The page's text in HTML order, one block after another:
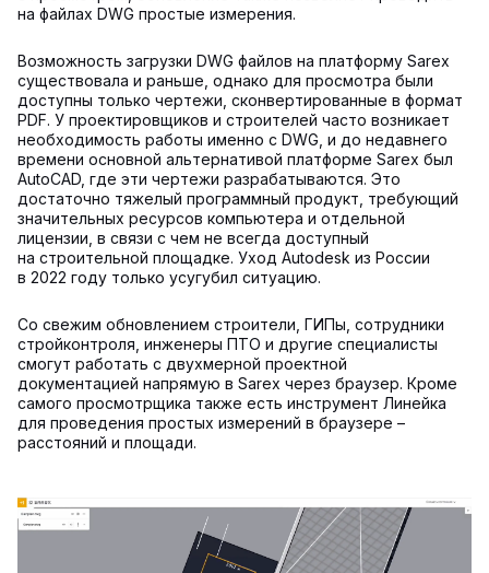
на файлах DWG простые измерения.
Возможность загрузки DWG файлов на платформу Sarex
существовала и раньше, однако для просмотра были
доступны только чертежи, сконвертированные в формат
PDF. У проектировщиков и строителей часто возникает
необходимость работы именно с DWG, и до недавнего
времени основной альтернативой платформе Sarex был
AutoCAD, где эти чертежи разрабатываются. Это
достаточно тяжелый программный продукт, требующий
значительных ресурсов компьютера и отдельной
лицензии, в связи с чем не всегда доступный
на строительной площадке. Уход Autodesk из России
в 2022 году только усугубил ситуацию.
Со свежим обновлением строители, ГИПы, сотрудники
стройконтроля, инженеры ПТО и другие специалисты
смогут работать с двухмерной проектной
документацией напрямую в Sarex через браузер. Кроме
самого просмотрщика также есть инструмент Линейка
для проведения простых измерений в браузере –
расстояний и площади.